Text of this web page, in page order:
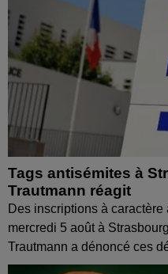
Tags antisémites à
Trautmann réagit
Des inscriptions à
mercredi 5 août à
Trautmann a dénoncé ces